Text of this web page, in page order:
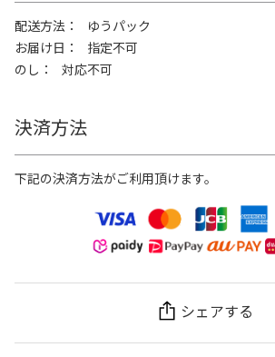
配送方法
ゆうパック
お届け日
指定不可
のし
対応不可
決済方法
下記の決済方法がご利用頂けます。
シェアする